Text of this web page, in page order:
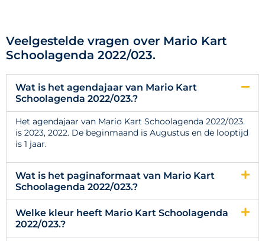
Veelgestelde vragen over Mario Kart
Schoolagenda 2022/023.
Wat is het agendajaar van Mario Kart
Schoolagenda 2022/023.?
Het agendajaar van Mario Kart Schoolagenda 2022/023.
is 2023, 2022. De beginmaand is Augustus en de looptijd
is 1 jaar.
Wat is het paginaformaat van Mario Kart
Schoolagenda 2022/023.?
Welke kleur heeft Mario Kart Schoolagenda
2022/023.?